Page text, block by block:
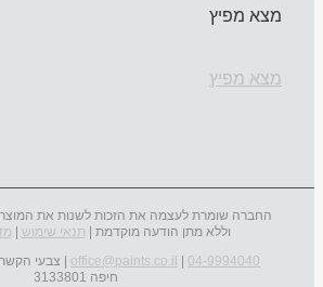
מצא מפיץ
מצא מפיץ
החברה שומרת לעצמה את הזכות לשנות את
וללא מתן הודעה מוקדמת | תנאי שימוש
04-9994040
office@paints.co.il
חיפה 3133801